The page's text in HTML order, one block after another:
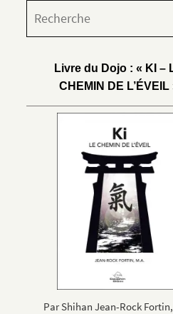
Livre du Dojo : « KI –
CHEMIN DE L’ÉVEIL
Par Shihan Jean-Rock